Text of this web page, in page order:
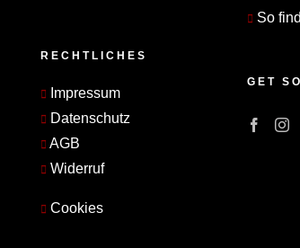
RECHTLICHES
Impressum
Datenschutz
AGB
Widerruf
Cookies
So
GET